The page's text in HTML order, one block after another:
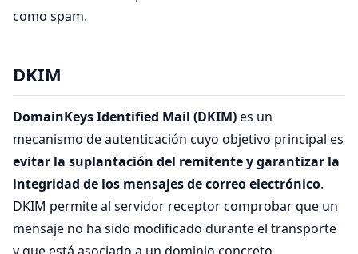
como spam.
DKIM
DomainKeys Identified Mail (DKIM)es un
mecanismo de autenticación cuyo objetivo principal es
evitar la suplantación del remitente y garantizar la
integridad de los mensajes de correo electrónico.
DKIM permite al servidor receptor comprobar que un
mensaje no ha sido modificado durante el transporte